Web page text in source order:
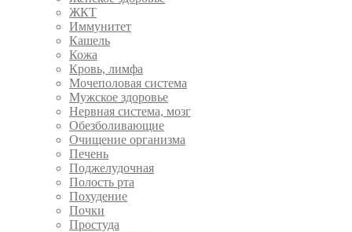
ЖКТ
Иммунитет
Кашель
Кожа
Кровь, лимфа
Мочеполовая система
Мужское здоровье
Нервная система, мозг
Обезболивающие
Очищение организма
Печень
Поджелудочная
Полость рта
Похудение
Почки
Простуда